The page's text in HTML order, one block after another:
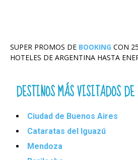
SUPER PROMOS DE BOOKING CON
HOTELES DE ARGENTINA HASTA
DESTINOS MÁS VISITADOS
Ciudad de Buenos Aires
Cataratas del Iguazú
Mendoza